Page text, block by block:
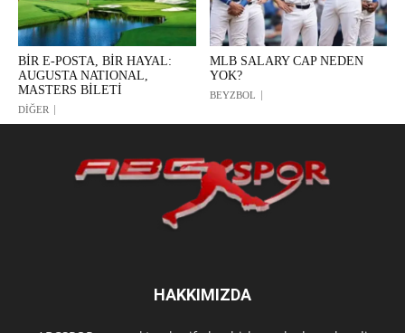
BİR E-POSTA, BİR HAYAL:
AUGUSTA NATIONAL,
MASTERS BİLETİ
DİĞER
MLB SALARY CAP NEDEN
YOK?
BEYZBOL
HAKKIMIZDA